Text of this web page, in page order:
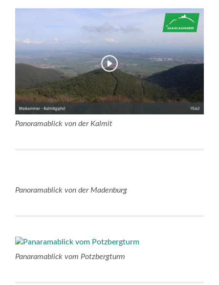
Panoramablick von der Kalmit
Panoramablick von der Madenburg
Panaramablick vom Potzbergturm